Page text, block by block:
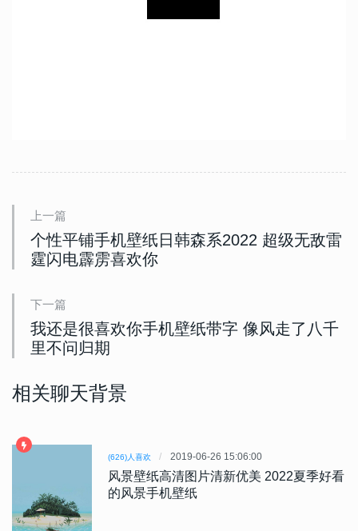
上一篇
个性平铺手机壁纸日韩森系2022 超级无敌雷
霆闪电霹雳喜欢你
下一篇
我还是很喜欢你手机壁纸带字 像风走了八千
里不问归期
相关聊天背景
(626)人喜欢 2019-06-26 15:06:00
风景壁纸高清图片清新优美 2022夏季好看
的风景手机壁纸